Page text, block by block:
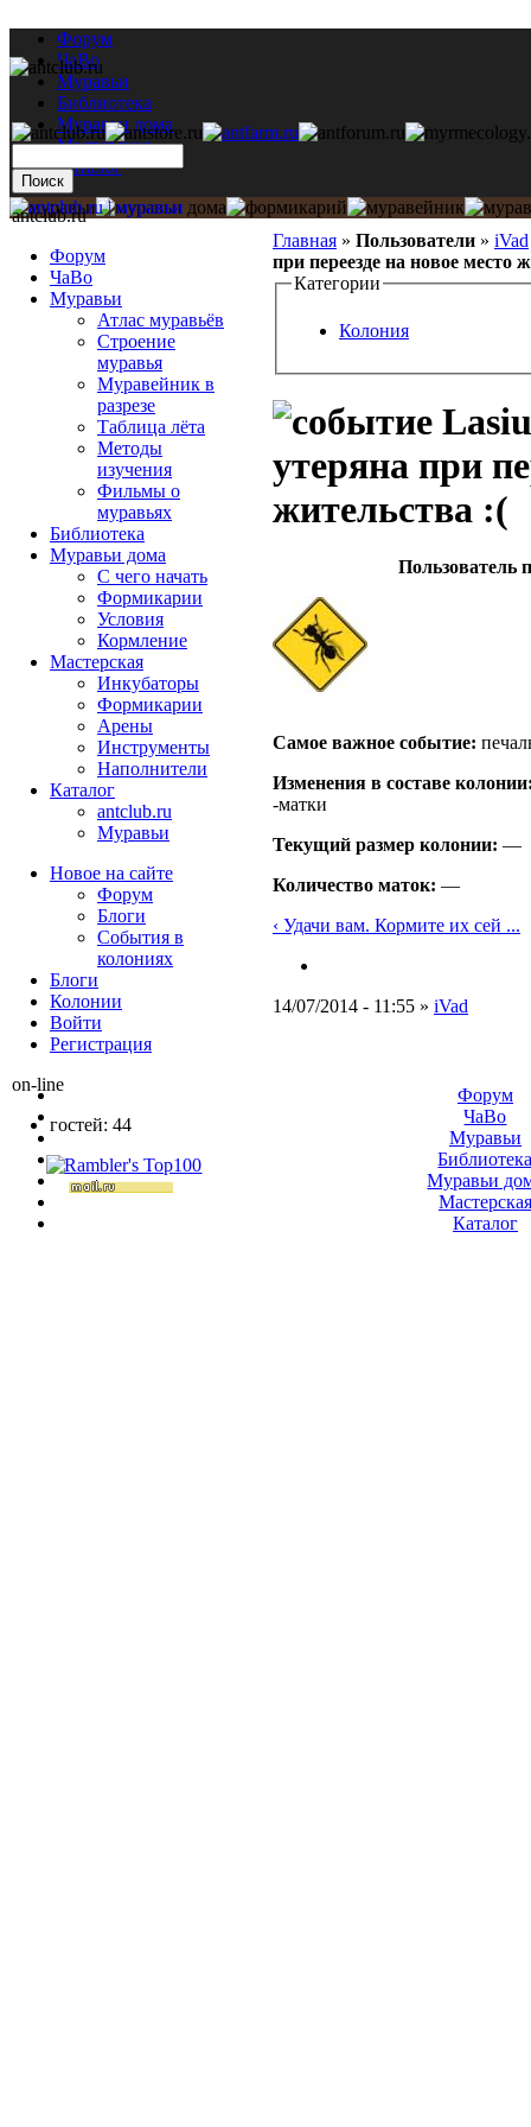
Форум
ЧаВо
Муравьи
Библиотека
Муравьи дома
Мастерская
Каталог
Главная » Пользователи » iVad
при переезде на новое место
Категории
Колония
утеряна при
жительства :(
Пользователь
Самое важное событие:
Изменения в составе
-матки
Текущий размер кoлонии: —
Количество маток: —
‹ Удачи вам. Кормите их сей ...
14/07/2014 - 11:55 » iVad
antclub.ru
Форум
ЧаВо
Муравьи
Атлас муравьёв
Строение
муравья
Муравейник в
разрезе
Таблица лёта
Методы
изучения
Фильмы о
муравьях
Библиотека
Муравьи дома
С чего начать
Формикарии
Условия
Кормление
Мастерская
Инкубаторы
Формикарии
Арены
Инструменты
Наполнители
Каталог
antclub.ru
Муравьи
Новое на сайте
Форум
Блоги
События в
колониях
Блоги
Колонии
Войти
Peгиcтpaция
on-line
гостей: 44
Форум
ЧаВо
Муравьи
Муравьи
Мастерская
Каталог